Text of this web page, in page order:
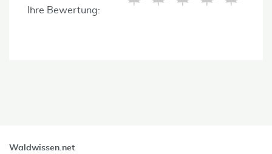
Ihre Bewertung:
Waldwissen.net